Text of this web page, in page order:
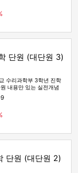
단원 (대단원 3)
수리과학부 3학년 진학
내용만 있는 실전개념
단원 (대단원 2)